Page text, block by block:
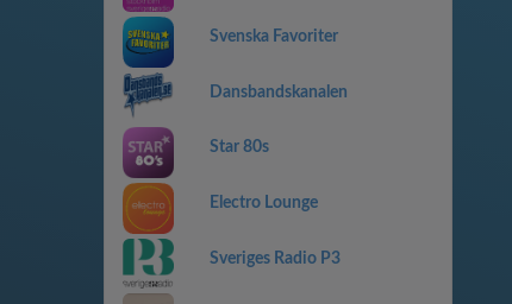
Svenska Favoriter
Dansbandskanalen
Star 80s
Electro Lounge
Sveriges Radio P3